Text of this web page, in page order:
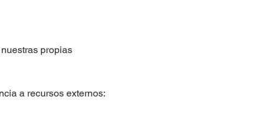
propias
a recursos externos: